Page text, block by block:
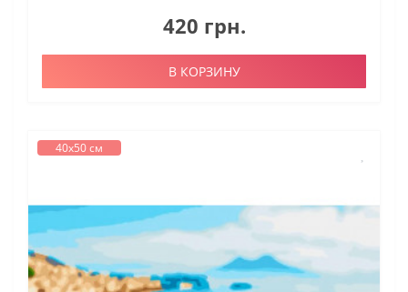
420 грн.
В КОРЗИНУ
40х50 см